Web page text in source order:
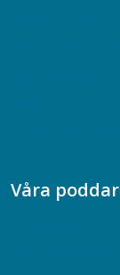
Våra poddar